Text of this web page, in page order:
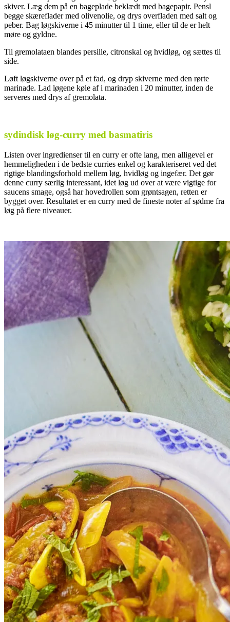
skiver. Læg dem på en bageplade beklædt med bagepapir. Pensl
begge skæreflader med olivenolie, og drys overfladen med salt og
peber. Bag løgskiverne i 45 minutter til 1 time, eller til de er helt
møre og gyldne.
Til gremolataen blandes persille, citronskal og hvidløg, og sættes til
side.
Løft løgskiverne over på et fad, og dryp skiverne med den rørte
marinade. Lad løgene køle af i marinaden i 20 minutter, inden de
serveres med drys af gremolata.
sydindisk løg-curry med basmatiris
Listen over ingredienser til en curry er ofte lang, men alligevel er
hemmeligheden i de bedste curries enkel og karakteriseret ved det
rigtige blandingsforhold mellem løg, hvidløg og ingefær. Det gør
denne curry særlig interessant, idet løg ud over at være vigtige for
saucens smage, også har hovedrollen som grøntsagen, retten er
bygget over. Resultatet er en curry med de fineste noter af sødme fra
løg på flere niveauer.